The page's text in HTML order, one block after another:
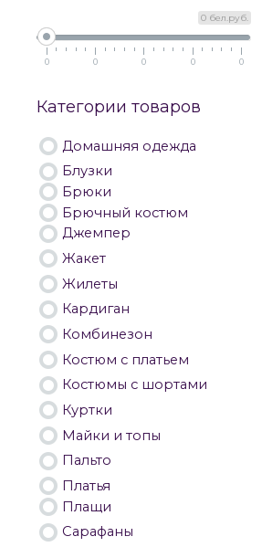
0 бел.руб.
0 0 0 0 0
Категории товаров
Домашняя одежда
Блузки
Брюки
Брючный костюм
Джемпер
Жакет
Жилеты
Кардиган
Комбинезон
Костюм с платьем
Костюмы с шортами
Куртки
Майки и топы
Пальто
Платья
Плащи
Сарафаны